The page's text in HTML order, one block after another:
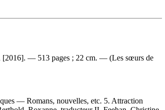
[2016]. — 513 pages ; 22 cm. — (Les sœurs de
— Romans, nouvelles, etc. 5. Attraction